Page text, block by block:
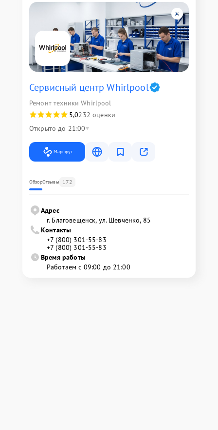
Сервисный центр Whirlpool
Ремонт техники Whirlpool
5,0232 оценки
Открыто до 21:00
Маршрут
ОбзорОтзывы 172
Адрес
г. Благовещенск, ул. Шевченко, 85
Контакты
+7 (800) 301-55-83
+7 (800) 301-55-83
Время работы
Работаем с 09:00 до 21:00